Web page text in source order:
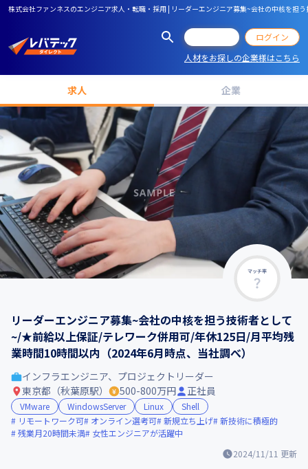
株式会社ファンネスのエンジニア求人・転職・採用 | リーダーエンジニア募集~会社の中核を
ログイン
人材をお探しの企業様はこちら
求人 企業
マッチ率
リーダーエンジニア募集~会社の中核を担う技術者として
~/★前給以上保証/テレワーク併用可/年休125日/月平均残
業時間10時間以内（2024年6月時点、当社調べ）
2024/11/11 更新
インフラエンジニア、プロジェクトリーダー
東京都（秋葉原駅）
500-800万円 正社員
VMware WindowsServer Linux
Shell
リモートワーク可
オンライン選考可 新規立ち上げ 新技術に積極的
残業月20時間未満
女性エンジニアが活躍中